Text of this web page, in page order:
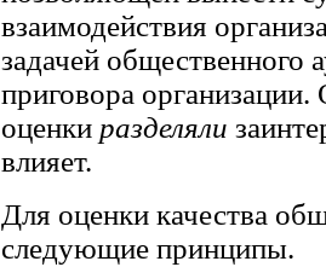
взаимодействия
задачей общественного
приговора
оценки разделяли
влияет.
Для оценки качества
следующие принципы.